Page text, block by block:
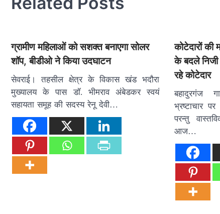
ग्रामीण महिलाओं को सशक्त बनाएगा सोलर
शॉप, बीडीओ ने किया उदघाटन
सेवराई। तहसील क्षेत्र के विकास खंड भदौरा
मुख्यालय के पास डॉ. भीमराव अंबेडकर स्वयं
सहायता समूह की सदस्य रेनू देवी…
कोटेदारों की
के बदले निजी
रहे कोटेदार
बहादुरगंज
भ्रष्टाचार
परन्तु
आज…